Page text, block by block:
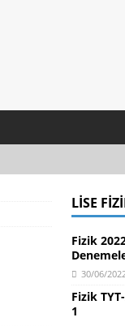
LISE
Fizik
30/06/
Fizik
1